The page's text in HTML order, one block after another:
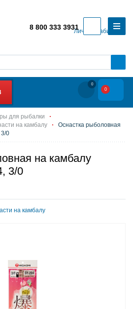
Личный кабинет
8 800 333 3931
0
0
для рыбалки
на камбалу
Оснастка рыболовная
3/0
на камбалу
3/0
на камбалу